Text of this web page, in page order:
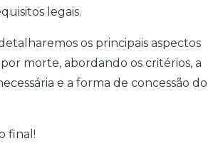
legais.
os principais aspectos
por morte, abordando os critérios, a
e a forma de concessão do
final!